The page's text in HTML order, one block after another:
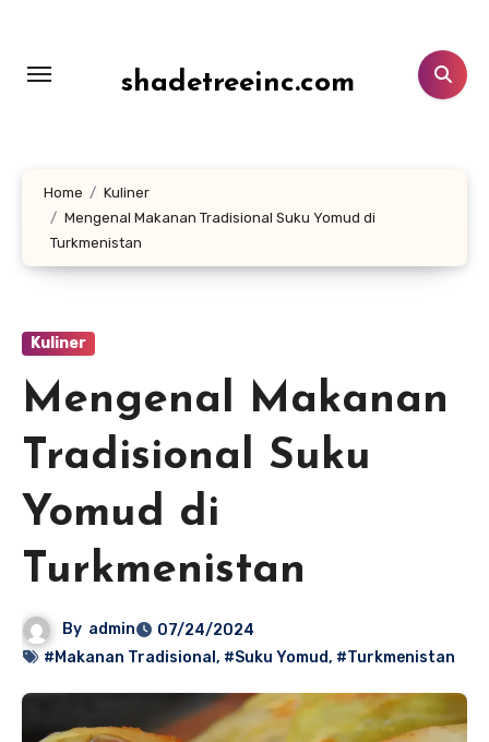
konten
shadetreeinc.com
Home
Kuliner
Mengenal Makanan Tradisional Suku Yomud di
Turkmenistan
Kuliner
Mengenal Makanan
Tradisional Suku
Yomud di
Turkmenistan
By admin
07/24/2024
#Makanan Tradisional , #Suku Yomud, #Turkmenistan